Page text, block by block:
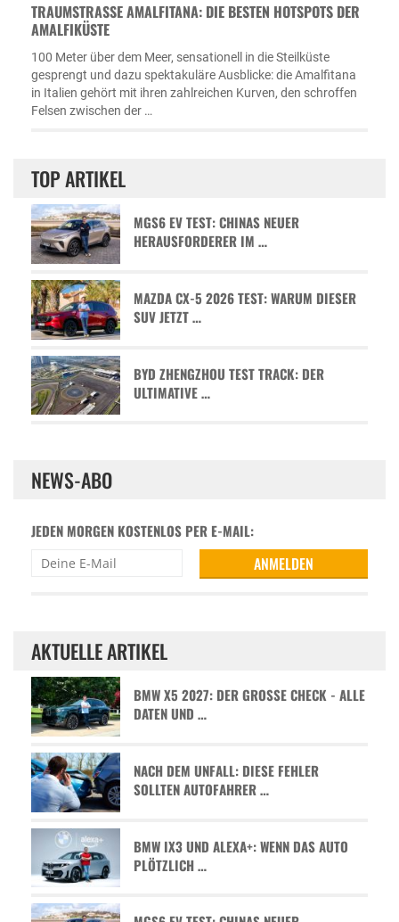
TRAUMSTRASSE AMALFITANA: DIE BESTEN HOTSPOTS DER A
MALFIKÜSTE
100 Meter über dem Meer, sensationell in die Steilküste
gesprengt und dazu spektakuläre Ausblicke: die Amalfitana
in Italien gehört mit ihren zahlreichen Kurven, den schroffen
Felsen zwischen der …
TOP ARTIKEL
MGS6 EV TEST: CHINAS NEUER
HERAUSFORDERER IM …
MAZDA CX-5 2026 TEST: WARUM DIESER
SUV JETZT …
BYD ZHENGZHOU TEST TRACK: DER
ULTIMATIVE …
NEWS-ABO
JEDEN MORGEN KOSTENLOS PER E-MAIL:
AKTUELLE ARTIKEL
BMW X5 2027: DER GROSSE CHECK - ALLE D
ATEN UND …
NACH DEM UNFALL: DIESE FEHLER
SOLLTEN AUTOFAHRER …
BMW IX3 UND ALEXA+: WENN DAS AUTO
PLÖTZLICH …